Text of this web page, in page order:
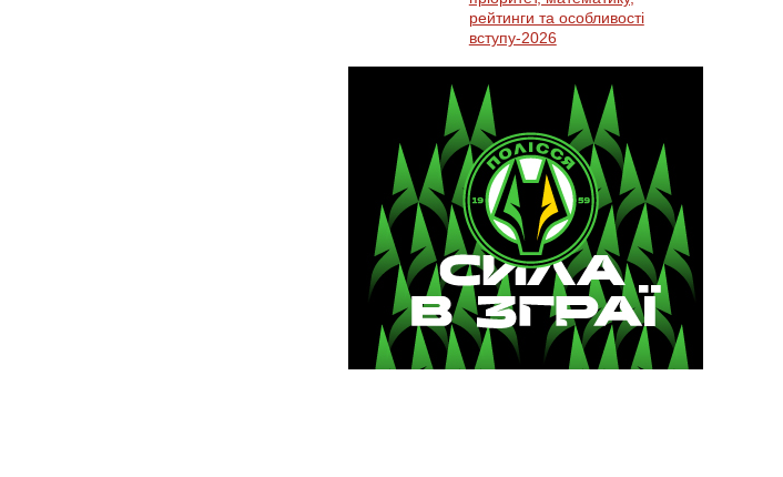
рейтинги та особливості
вступу-2026